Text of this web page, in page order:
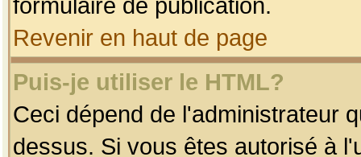
Revenir en haut de page
Puis-je utiliser le HTML?
Ceci dépend de l'administrateur
dessus. Si vous êtes autorisé à